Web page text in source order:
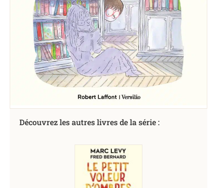
Découvrez les autres livres de la série :